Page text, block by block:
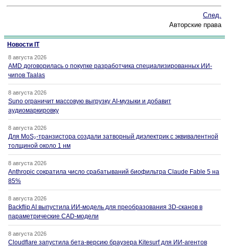
След.
Авторские права
Новости IT
8 августа 2026
AMD договорилась о покупке разработчика специализированных ИИ-
чипов Taalas
8 августа 2026
Suno ограничит массовую выгрузку AI-музыки и добавит
аудиомаркировку
8 августа 2026
Для MoS₂-транзистора создали затворный диэлектрик с эквивалентной
толщиной около 1 нм
8 августа 2026
Anthropic сократила число срабатываний биофильтра Claude Fable 5 на
85%
8 августа 2026
Backflip AI выпустила ИИ-модель для преобразования 3D-сканов в
параметрические CAD-модели
8 августа 2026
Cloudflare запустила бета-версию браузера Kitesurf для ИИ-агентов